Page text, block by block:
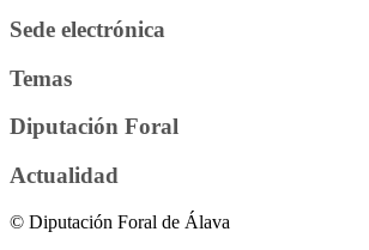
Sede electrónica
Temas
Diputación Foral
Actualidad
© Diputación Foral de Álava